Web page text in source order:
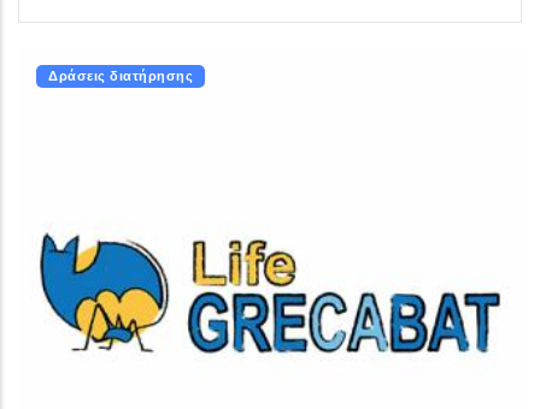
Δράσεις διατήρησης